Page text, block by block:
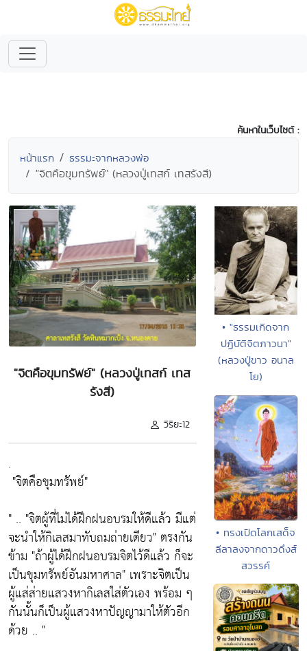
ค้นหาในเว็บไซต์ :
หน้าแรก ธรรมะจากหลวงพ่อ
"จิตคือขุมทรัพย์" (หลวงปู่เทสก์ เทสรังสี)
"จิตคือขุมทรัพย์" (หลวงปู่เทสก์ เทส
รังสี)
วิริยะ12
.
"จิตคือขุมทรัพย์"
" .. "จิตผู้ที่ไม่ได้ฝึกฝนอบรมให้ดีแล้ว มีแต่
จะนำให้กิเลสมาทับถมถ่ายเดียว"ตรงกัน
ข้าม "ถ้าผู้ได้ฝึกฝนอบรมจิตไว้ดีแล้ว ก็จะ
เป็นขุมทรัพย์อันมหาศาล" เพราะจิตเป็น
ผู้แส่ส่ายแสวงหากิเลสใส่ตัวเอง พร้อม ๆ
กันนั้นก็เป็นผู้แสวงหาปัญญามาให้ตัวอีก
ด้วย .. "
• "ธรรมเกิดจาก
ปฏิบัติจิตภาวนา"
(หลวงปู่ขาว อนาล
โย)
• ทรงเปิดโลกเสด็จ
ลีลาลงจากดาวดึงส์
สวรรค์